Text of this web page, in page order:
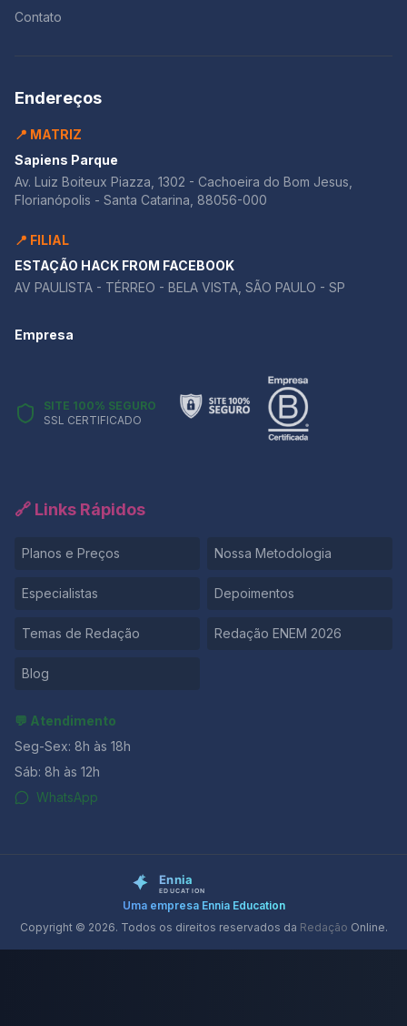
Contato
Endereços
📍 MATRIZ
Sapiens Parque
Av. Luiz Boiteux Piazza, 1302 - Cachoeira do Bom Jesus,
Florianópolis - Santa Catarina, 88056-000
📍 FILIAL
ESTAÇÃO HACK FROM FACEBOOK
AV PAULISTA - TÉRREO - BELA VISTA, SÃO PAULO - SP
Empresa
SITE 100% SEGURO
SSL CERTIFICADO
🔗 Links Rápidos
Planos e Preços Nossa Metodologia
Especialistas Depoimentos
Temas de Redação Redação ENEM 2026
Blog
💬 Atendimento
Seg-Sex: 8h às 18h
Sáb: 8h às 12h
WhatsApp
Uma empresa Ennia Education
Copyright © 2026. Todos os direitos reservados da Redação Online.